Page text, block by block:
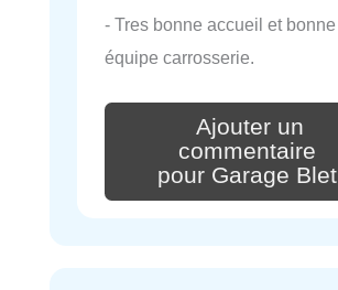
- Tres bonne accueil et bonne
équipe carrosserie.
Ajouter un
commentaire
pour Garage Blet